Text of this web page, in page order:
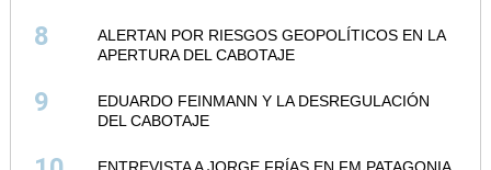
8
ALERTAN POR RIESGOS GEOPOLÍTICOS EN LA
APERTURA DEL CABOTAJE
9
EDUARDO FEINMANN Y LA DESREGULACIÓN
DEL CABOTAJE